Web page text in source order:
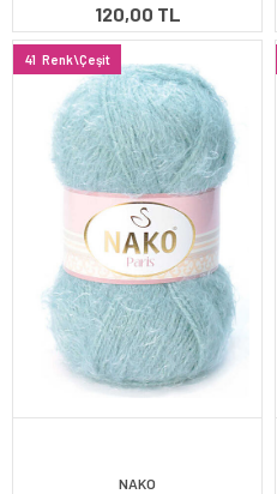
120,00 TL
41 Renk\Çeşit
NAKO